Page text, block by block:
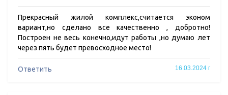
Прекрасный жилой комплекс,считается эконом
вариант,но сделано все качественно , добротно!
Построен не весь конечно,идут работы ,но думаю лет
через пять будет превосходное место!
Ответить 16.03.2024 г